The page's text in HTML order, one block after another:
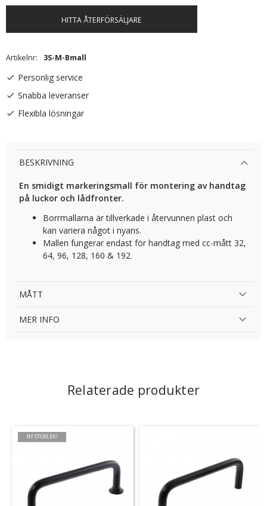
HITTA ÅTERFÖRSÄLJARE
Artikelnr 3S-M-Bmall
Personlig service
Snabba leveranser
Flexibla lösningar
BESKRIVNING
En smidigt markeringsmall för montering av handtag
på luckor och lådfronter.
Borrmallarna är tillverkade i återvunnen plast och
kan variera något i nyans.
Mallen fungerar endast för handtag med cc-mått 32,
64, 96, 128, 160 & 192.
MÅTT
MER INFO
Relaterade produkter
NY STORLEK!